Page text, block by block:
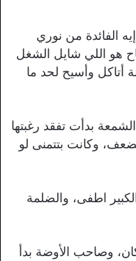
الفائدة من نوري
هو اللي شايل الشغل
أتاكل وأسيح لحد ما
بدأت تفقد رغبتها
وكانت بتتمنى لو
اطفى، والضلمة
وصاحب الأوضة بدأ